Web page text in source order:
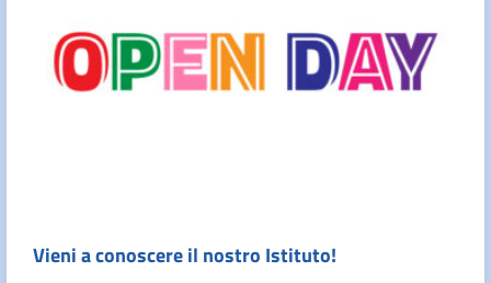
Vieni a conoscere il nostro Istituto!